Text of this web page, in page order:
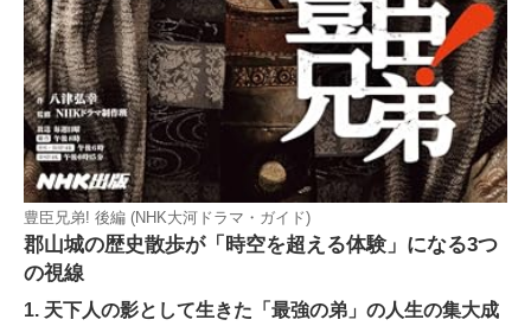
豊臣兄弟! 後編 (NHK大河ドラマ・ガイド)
郡山城の歴史散歩が「時空を超える体験」になる3つ
の視線
1. 天下人の影として生きた「最強の弟」の人生の集大成